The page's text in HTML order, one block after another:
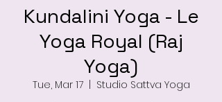
Kundalini Yoga - Le
Yoga Royal (Raj
Yoga)
Tue, Mar 17
  |
Studio Sattva Yoga